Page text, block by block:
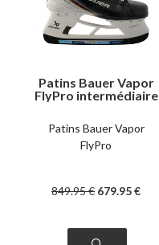
Patins Bauer Vapor
FlyPro intermédiaire
Patins Bauer Vapor
FlyPro
849.95€ 679.95€